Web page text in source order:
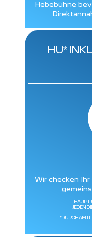
Hebebühne
HU*
Wir checken Ihr
HAUPT-
JEDEN
*DURCH